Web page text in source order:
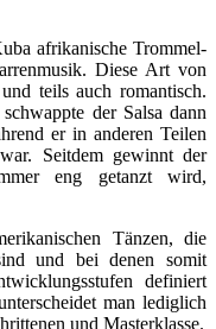
afrikanische Trommel-
Diese Art von
teils auch romantisch.
der Salsa dann
er in anderen Teilen
Seitdem gewinnt der
eng getanzt wird,
Tänzen, die
und bei denen somit
definiert
man lediglich
und Masterklasse.